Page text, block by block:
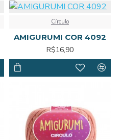
Círculo
AMIGURUMI COR 4092
R$16,90